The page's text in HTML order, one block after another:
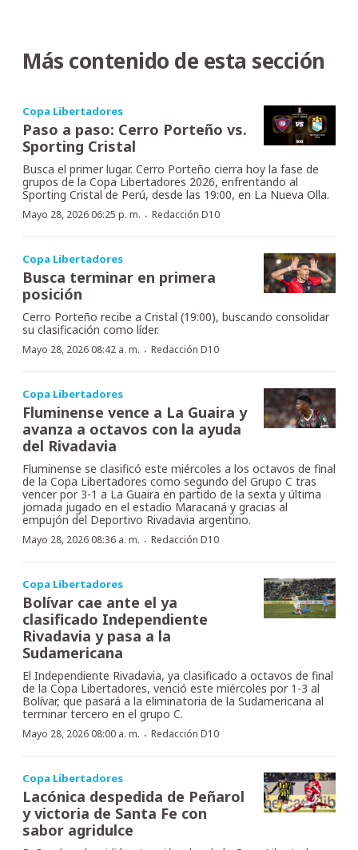
Más contenido de esta sección
Copa Libertadores
Paso a paso: Cerro Porteño vs.
Sporting Cristal
Busca el primer lugar. Cerro Porteño cierra hoy la fase de
grupos de la Copa Libertadores 2026, enfrentando al
Sporting Cristal de Perú, desde las 19:00, en La Nueva Olla.
Mayo 28, 2026 06:25 p. m. · Redacción D10
Copa Libertadores
Busca terminar en primera
posición
Cerro Porteño recibe a Cristal (19:00), buscando consolidar
su clasificación como líder.
Mayo 28, 2026 08:42 a. m. · Redacción D10
Copa Libertadores
Fluminense vence a La Guaira y
avanza a octavos con la ayuda
del Rivadavia
Fluminense se clasificó este miércoles a los octavos de final
de la Copa Libertadores como segundo del Grupo C tras
vencer por 3-1 a La Guaira en partido de la sexta y última
jornada jugado en el estadio Maracaná y gracias al
empujón del Deportivo Rivadavia argentino.
Mayo 28, 2026 08:36 a. m. · Redacción D10
Copa Libertadores
Bolívar cae ante el ya
clasificado Independiente
Rivadavia y pasa a la
Sudamericana
El Independiente Rivadavia, ya clasificado a octavos de final
de la Copa Libertadores, venció este miércoles por 1-3 al
Bolívar, que pasará a la eliminatoria de la Sudamericana al
terminar tercero en el grupo C.
Mayo 28, 2026 08:00 a. m. · Redacción D10
Copa Libertadores
Lacónica despedida de Peñarol
y victoria de Santa Fe con
sabor agridulce